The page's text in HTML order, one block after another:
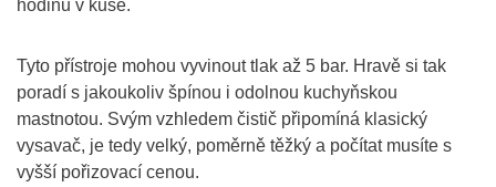
hodinu v kuse.
Tyto přístroje mohou vyvinout tlak až 5 bar. Hravě si tak
poradí s jakoukoliv špínou i odolnou kuchyňskou
mastnotou. Svým vzhledem čistič připomíná klasický
vysavač, je tedy velký, poměrně těžký a počítat musíte s
vyšší pořizovací cenou.